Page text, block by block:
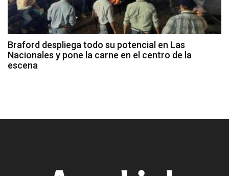
Braford despliega todo su potencial en Las
Nacionales y pone la carne en el centro de la
escena